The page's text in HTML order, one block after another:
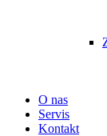
O nas
Servis
Kontakt